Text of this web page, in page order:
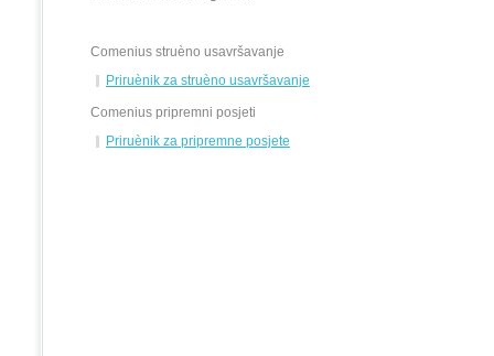
Comenius struèno usavršavanje
Priruènik za struèno usavršavanje
Comenius pripremni posjeti
Priruènik za pripremne posjete